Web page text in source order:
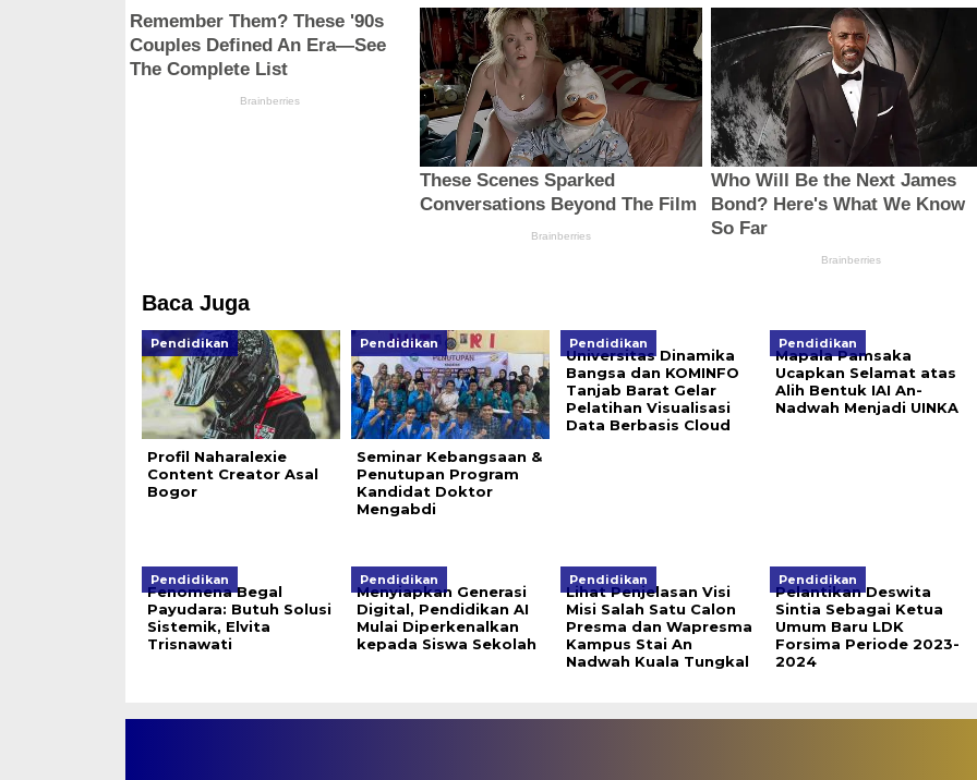
Baca Juga
Pendidikan
Profil Naharalexie
Content Creator Asal
Bogor
Pendidikan
Seminar Kebangsaan &
Penutupan Program
Kandidat Doktor
Mengabdi
Pendidikan
Universitas Dinamika
Bangsa dan KOMINFO
Tanjab Barat Gelar
Pelatihan Visualisasi
Data Berbasis Cloud
Pendidikan
Mapala Pamsaka
Ucapkan Selamat atas
Alih Bentuk IAI An-
Nadwah Menjadi UINKA
Pendidikan
Fenomena Begal
Payudara: Butuh Solusi
Sistemik, Elvita
Trisnawati
Pendidikan
Menyiapkan Generasi
Digital, Pendidikan AI
Mulai Diperkenalkan
kepada Siswa Sekolah
Pendidikan
Lihat Penjelasan Visi
Misi Salah Satu Calon
Presma dan Wapresma
Kampus Stai An
Nadwah Kuala Tungkal
Pendidikan
Pelantikan Deswita
Sintia Sebagai Ketua
Umum Baru LDK
Forsima Periode 2023-
2024